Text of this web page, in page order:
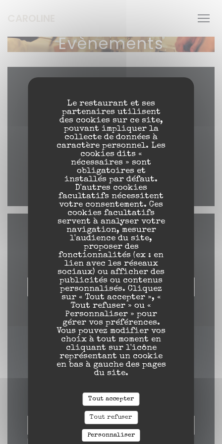
Le restaurant et ses
partenaires utilisent
des cookies sur ce site,
pouvant impliquer la
collecte de données à
caractère personnel. Les
cookies dits «
nécessaires » sont
obligatoires et
installés par défaut.
D'autres cookies
facultatifs nécessitent
votre consentement. Ces
cookies facultatifs
servent à analyser votre
navigation, mesurer
l'audience du site,
proposer des
fonctionnalités (ex : en
lien avec les réseaux
sociaux) ou afficher des
publicités ou contenus
personnalisés. Cliquez
sur « Tout accepter », «
Tout refuser » ou «
Personnaliser » pour
gérer vos préférences.
Vous pouvez modifier vos
choix à tout moment en
cliquant sur l'icône
représentant un cookie
en bas à gauche des pages
du site.
Tout accepter
Tout refuser
Personnaliser
Évènements
5 Bis Rue de la Paix 33850 Léognan
05 56 33 17 51
Facebook ((ouvre une
Instagram ((ouvre
Nous contacter
RÉSERVER
Newsletter*
Inscrivez-vous à notre lettre d'information pour recevoir
des communications personnalisées et des offres marketing
S'ABONNER